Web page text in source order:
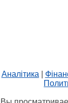
Аналітика